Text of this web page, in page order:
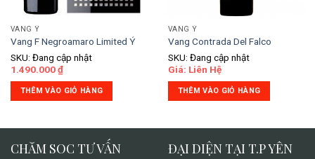
VANG Ý
Vang F Negroamaro Limited Ý
SKU: Đang cập nhật
1.490.000₫
THÊM VÀO GIỎ HÀNG
VANG Ý
Vang Contrada Del Falco
SKU: Đang cập nhật
Giá: Liên Hệ
THÊM VÀO GIỎ HÀNG
CHĂM SOC TƯ VẤN
ĐẠI DIỆN TẠI T.P YÊN